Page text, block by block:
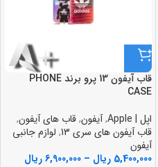
قاب آيفون 13 پرو برند PHONE
CASE
اپل | Apple
,آیفون,قاب های آیفون,
قاب آیفون های سری 13
, لوازم جانبی
آیفون
5,400,000 ریال –
6,900,000ریال